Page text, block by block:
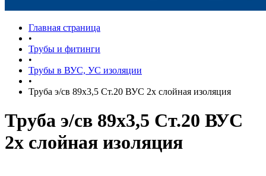
Главная страница
•
Трубы и фитинги
•
Трубы в ВУС, УС изоляции
•
Труба э/св 89х3,5 Ст.20 ВУС 2х слойная изоляция
Труба э/св 89х3,5 Ст.20 ВУС
2х слойная изоляция